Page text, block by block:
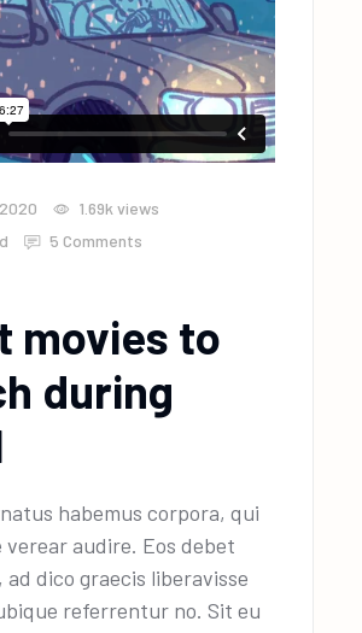
1.69kviews
5 Comments
movies to
during
habemus corpora, qui
verear audire. Eos debet
dico graecis liberavisse
referrentur no. Sit eu